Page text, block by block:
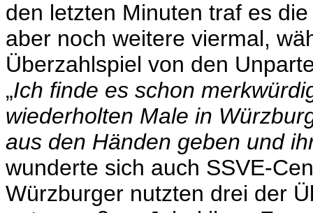
den letzten Minuten traf es
aber noch weitere viermal,
Überzahlspiel von den
„Ich finde es schon
wiederholten Male in
aus den Händen geben und
wunderte sich auch SSVE-
Würzburger nutzten drei der